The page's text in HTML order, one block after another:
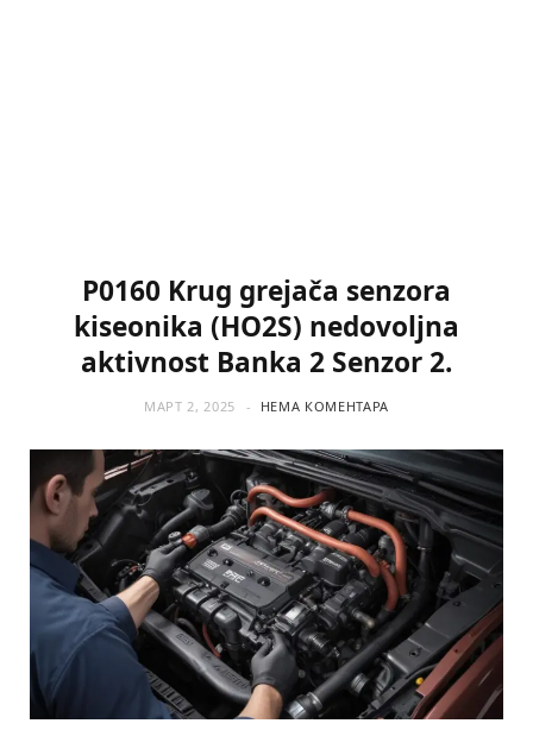
P0160 Krug grejača senzora
kiseonika (HO2S) nedovoljna
aktivnost Banka 2 Senzor 2.
МАРТ 2, 2025 НЕМА КОМЕНТАРА